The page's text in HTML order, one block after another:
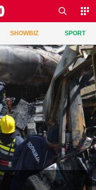
SHOWBIZ SPORT